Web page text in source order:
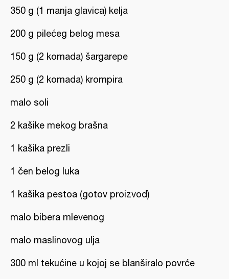
350 g (1 manja glavica) kelja
200 g pilećeg belog mesa
150 g (2 komada) šargarepe
250 g (2 komada) krompira
malo soli
2 kašike mekog brašna
1 kašika prezli
1 čen belog luka
1 kašika pestoa (gotov proizvod)
malo bibera mlevenog
malo maslinovog ulja
300 ml tekućine u kojoj se blanširalo povrće